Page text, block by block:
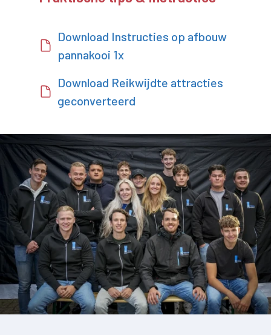
Download Instructies op afbouw
pannakooi 1x
Download Reikwijdte attracties
geconverteerd